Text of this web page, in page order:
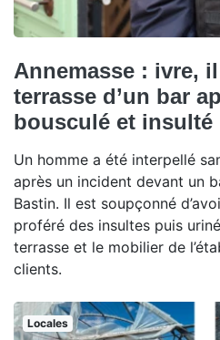
Annemasse : ivre,
terrasse d’un bar
bousculé et insulté
Un homme a été interpellé
après un incident devant un
Bastin. Il est soupçonné
proféré des insultes puis
terrasse et le mobilier de
clients.
Locales